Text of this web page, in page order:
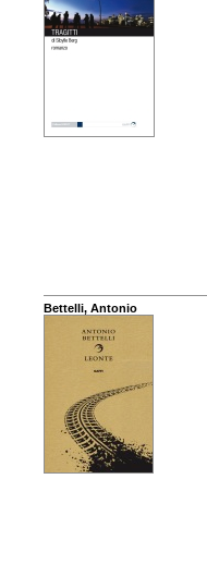
Bettelli, Antonio